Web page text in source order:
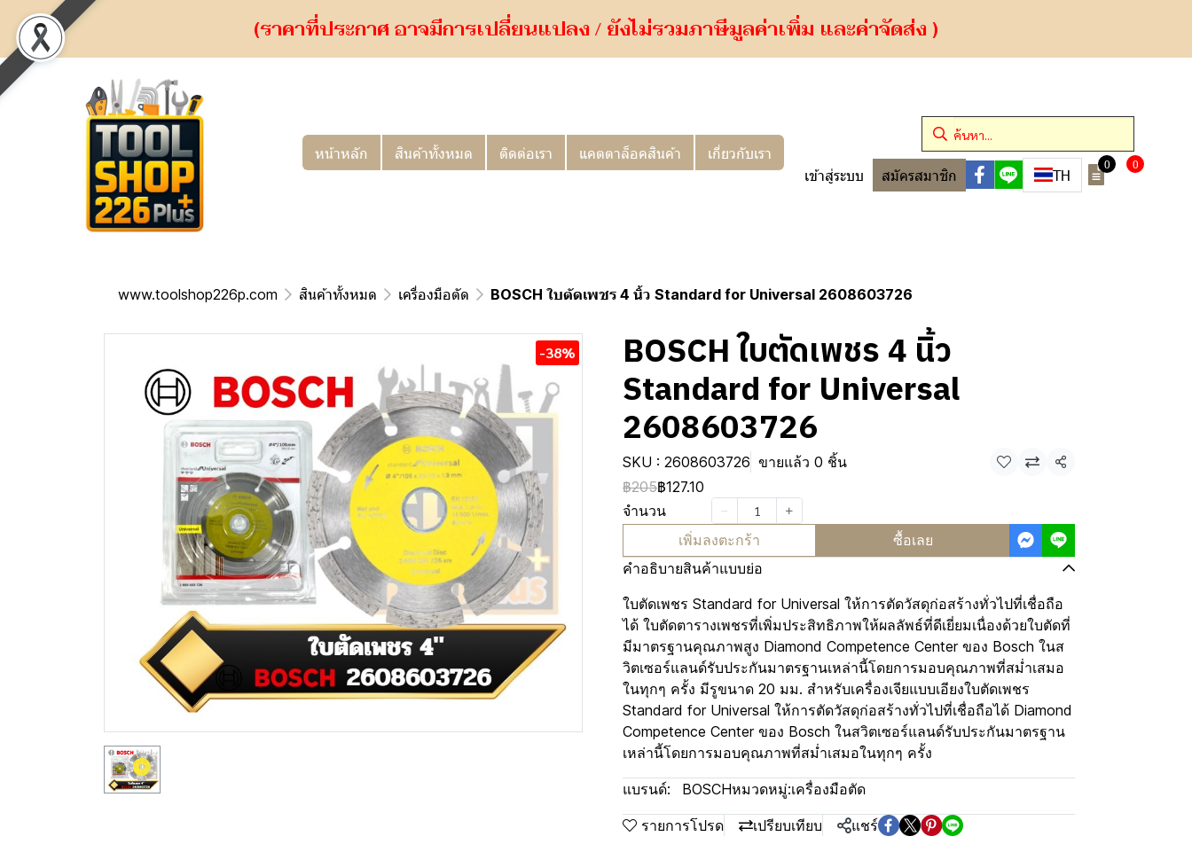
(ราคาที่ประกาศ อาจมีการเปลี่ยนแปลง / ยังไม่รวมภาษีมูลค่าเพิ่ม และค่าจัดส่ง )
หน้าหลัก สินค้าทั้งหมด ติดต่อเรา แคตตาล็อคสินค้า เกี่ยวกับเรา
เข้าสู่ระบบ สมัครสมาชิก TH
0 0
www.toolshop226p.com สินค้าทั้งหมด เครื่องมือตัด BOSCH ใบตัดเพชร 4 นิ้ว Standard for Universal 2608603726
-38% BOSCH ใบตัดเพชร 4 นิ้ว
Standard for Universal
2608603726
SKU : 2608603726 ขายแล้ว 0 ชิ้น
แชร์
฿205฿127.10
จำนวน
เพิ่มลงตะกร้า
ซื้อเลย
คำอธิบายสินค้าแบบย่อ
ใบตัดเพชร Standard for Universal ให้การตัดวัสดุก่อสร้างทั่วไปที่เชื่อถือ
ได้ ใบตัดตารางเพชรที่เพิ่มประสิทธิภาพให้ผลลัพธ์ที่ดีเยี่ยมเนื่องด้วยใบตัดที่
มีมาตรฐานคุณภาพสูง Diamond Competence Center ของ Bosch ในส
วิตเซอร์แลนด์รับประกันมาตรฐานเหล่านี้โดยการมอบคุณภาพที่สม่ำเสมอ
ในทุกๆ ครั้ง มีรูขนาด 20 มม. สำหรับเครื่องเจียแบบเอียงใบตัดเพชร
Standard for Universal ให้การตัดวัสดุก่อสร้างทั่วไปที่เชื่อถือได้ Diamond
Competence Center ของ Bosch ในสวิตเซอร์แลนด์รับประกันมาตรฐาน
เหล่านี้โดยการมอบคุณภาพที่สม่ำเสมอในทุกๆ ครั้ง
แบรนด์: BOSCHหมวดหมู่:เครื่องมือตัด
รายการโปรด เปรียบเทียบ แชร์